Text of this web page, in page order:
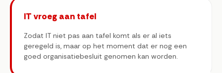
IT vroeg aan tafel
Zodat IT niet pas aan tafel komt als er al iets
geregeld is, maar op het moment dat er nog een
goed organisatiebesluit genomen kan worden.